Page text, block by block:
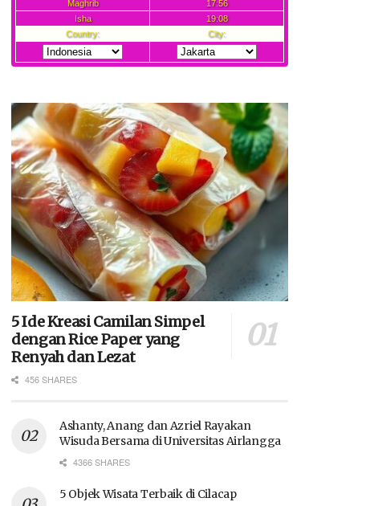
5 Ide Kreasi Camilan Simpel
dengan Rice Paper yang
Renyah dan Lezat
456 SHARES
Ashanty, Anang dan Azriel Rayakan
Wisuda Bersama di Universitas Airlangga
4366 SHARES
5 Objek Wisata Terbaik di Cilacap